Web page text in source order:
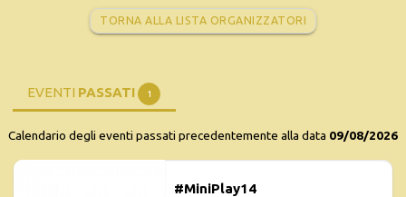
TORNA ALLA LISTA ORGANIZZATORI
EVENTI PASSATI 1
Calendario degli eventi passati precedentemente alla data 09/08/2026
#MiniPlay14